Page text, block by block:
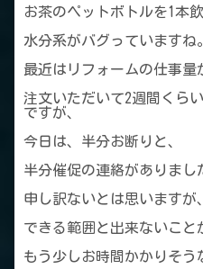
お茶のペットボトルを1本
水分系がバグっていますね。
最近はリフォームの仕事量
注文いただいて2週間くら
ですが、
今日は、半分お断りと、
半分催促の連絡がありまし
申し訳ないとは思いますが、
できる範囲と出来ないこと
もう少しお時間かかりそう